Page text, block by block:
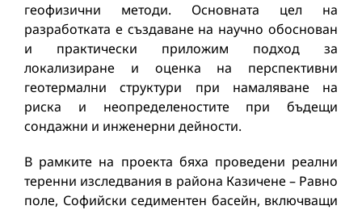
геофизични методи. Основната цел на
разработката е създаване на научно обоснован
и практически приложим подход за
локализиране и оценка на перспективни
геотермални структури при намаляване на
риска и неопределеностите при бъдещи
сондажни и инженерни дейности.
В рамките на проекта бяха проведени реални
теренни изследвания в района Казичене – Равно
поле, Софийски седиментен басейн, включващи